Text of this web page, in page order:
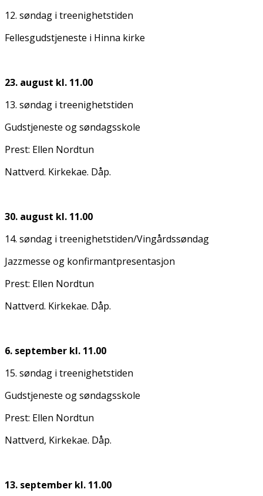
12. søndag i treenighetstiden
Fellesgudstjeneste i Hinna kirke
23. august kl. 11.00
13. søndag i treenighetstiden
Gudstjeneste og søndagsskole
Prest: Ellen Nordtun
Nattverd. Kirkekaffe. Dåp.
30. august kl. 11.00
14. søndag i treenighetstiden/Vingårdssøndag
Jazzmesse og konfirmantpresentasjon
Prest: Ellen Nordtun
Nattverd. Kirkekaffe. Dåp.
6. september kl. 11.00
15. søndag i treenighetstiden
Gudstjeneste og søndagsskole
Prest: Ellen Nordtun
Nattverd, Kirkekaffe. Dåp.
13. september kl. 11.00